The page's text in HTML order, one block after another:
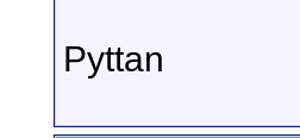
Pyttan